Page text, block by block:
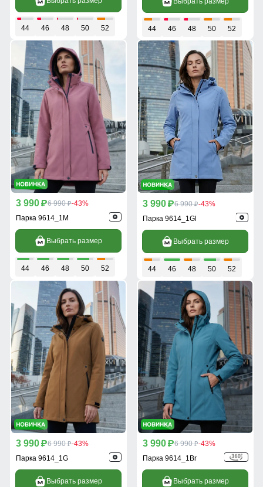
44 46 48 50 52 44 46 48 50 52
3 990 p6 990 p-43%
Парка 9614_1M
Выбрать размер
44 46 48 50 52
3 990 p6 990 p-43%
Парка 9614_1Gl
Выбрать размер
44 46 48 50 52
3 990 p6 990 p-43%
Парка 9614_1G
Выбрать размер
3 990 p6 990 p-43%
Парка 9614_1Br
Выбрать размер